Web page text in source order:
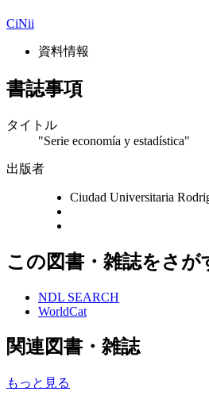
CiNii
資料情報
書誌事項
タイトル
"Serie economía y estadística"
出版者
Ciudad Universitaria
この図書・雑誌をさが
NDL SEARCH
WorldCat
関連図書・雑誌
もっと見る